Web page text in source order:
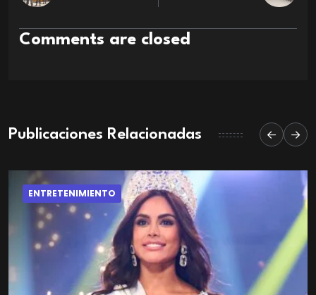
Comments are closed
Publicaciones Relacionadas
ENTRETENIMIENTO